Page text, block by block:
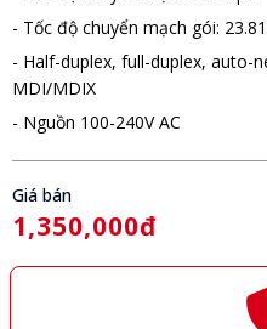
- Tốc độ chuyển mạch gói:
- Half-duplex, full-duplex, auto-
MDI/MDIX
- Nguồn 100-240V AC
Giá bán
1,350,000đ